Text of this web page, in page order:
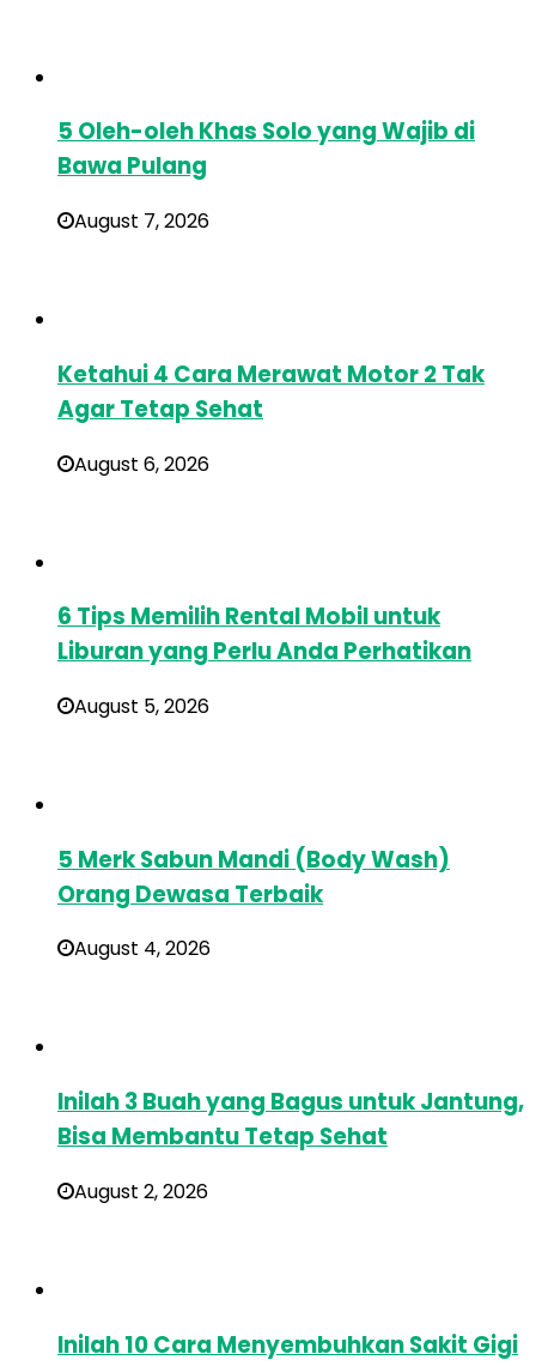
5 Oleh-oleh Khas Solo yang Wajib di
Bawa Pulang
August 7, 2026
Ketahui 4 Cara Merawat Motor 2 Tak
Agar Tetap Sehat
August 6, 2026
6 Tips Memilih Rental Mobil untuk
Liburan yang Perlu Anda Perhatikan
August 5, 2026
5 Merk Sabun Mandi (Body Wash)
Orang Dewasa Terbaik
August 4, 2026
Inilah 3 Buah yang Bagus untuk Jantung,
Bisa Membantu Tetap Sehat
August 2, 2026
Inilah 10 Cara Menyembuhkan Sakit Gigi